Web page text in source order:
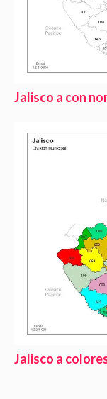
Jalisco a con
Jalisco a